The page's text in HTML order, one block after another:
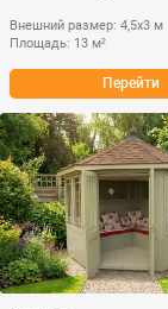
Внешний размер: 4,5х3 м
Площадь: 13 м²
Перейти